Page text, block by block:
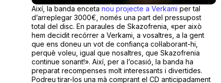
Així, la banda enceta nou projecte a Verkami per tal
d’arreplegar 3000€, només una part del pressupost
total del disc. En paraules de Skazofrenia, «per això
hem decidit recórrer a Verkami, a vosaltres, a la gent
que ens doneu un vot de confiança col·laborant-hi,
perquè voleu, igual que nosaltres, que Skazofrenia
continue sonant!». Així, per a l’ocasió, la banda ha
preparat recompenses molt interessants i divertides.
Podreu tirar-los una mà comprant el CD anticipadament